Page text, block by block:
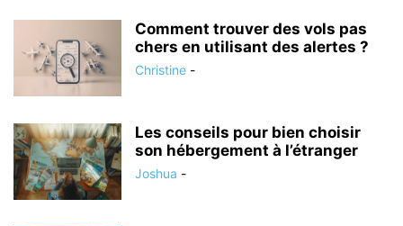
Comment trouver des vols pas
chers en utilisant des alertes ?
Christine -
Les conseils pour bien choisir
son hébergement à l’étranger
Joshua -